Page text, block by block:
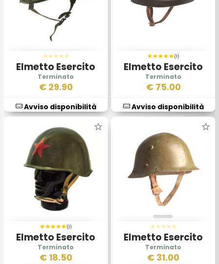
Elmetto Esercito
Belga Mod 51 53 con
Retino
€ 29.90
Avviso disponibilità
(1)
Elmetto Esercito
Inglese Prima
Guerra Mondiale
MK1
€ 75.00
Avviso disponibilità
(1)
Elmetto Esercito
Sovietico SSH
€ 18.50
Elmetto Esercito
Bulgato Originale
€ 31.00